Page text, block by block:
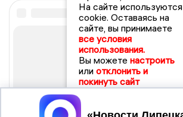
На сайте используются
cookie. Оставаясь на
сайте, вы принимаете
все условия
использования.
Вы можете настроить
или отклонить и
покинуть сайт
Принять